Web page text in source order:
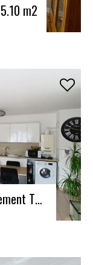
m2
Investissement locatif - appartement T3 - BREST - Saint-Pierre